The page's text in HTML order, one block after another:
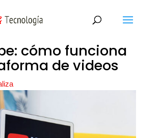
cómo funciona
de videos